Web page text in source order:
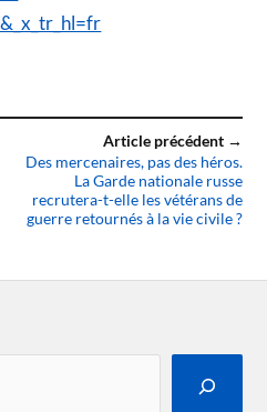
Article précédent →
Des mercenaires, pas des héros.
La Garde nationale russe
recrutera-t-elle les vétérans de
guerre retournés à la vie civile ?